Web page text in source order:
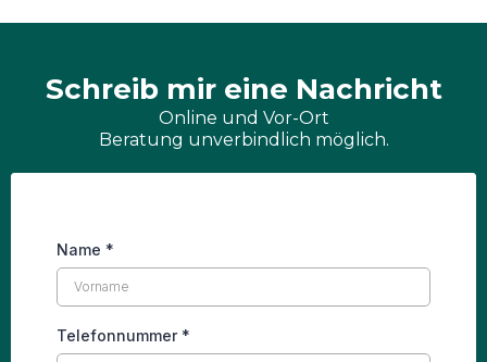
Schreib mir eine Nachricht
Online und Vor-Ort
Beratung unverbindlich möglich.
Name *
Telefonnummer *